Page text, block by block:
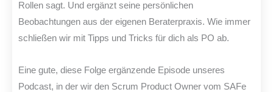
Rollen sagt. Und ergänzt seine persönlichen
Beobachtungen aus der eigenen Beraterpraxis. Wie immer
schließen wir mit Tipps und Tricks für dich als PO ab.
Eine gute, diese Folge ergänzende Episode unseres
Podcast, in der wir den Scrum Product Owner vom SAFe